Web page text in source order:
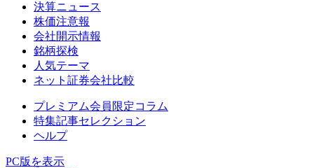
決算ニュース
株価注意報
会社開示情報
銘柄探検
人気テーマ
ネット証券会社比較
プレミアム会員限定コラム
特集記事セレクション
ヘルプ
PC版を表示